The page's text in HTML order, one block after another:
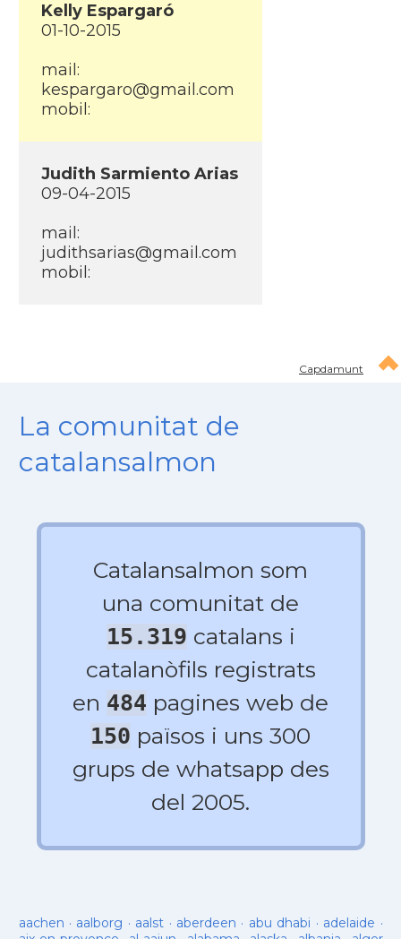
Kelly Espargaró
01-10-2015
mail:
kespargaro@gmail.com
mobil:
Judith Sarmiento Arias
09-04-2015
mail:
judithsarias@gmail.com
mobil:
Capdamunt
La comunitat de
catalansalmon
Catalansalmon som
una comunitat de
15.319 catalans i
catalanòfils registrats
en 484 pagines web de
150 països i uns 300
grups de whatsapp des
del 2005.
aachen · aalborg · aalst · aberdeen · abu dhabi · adelaide ·